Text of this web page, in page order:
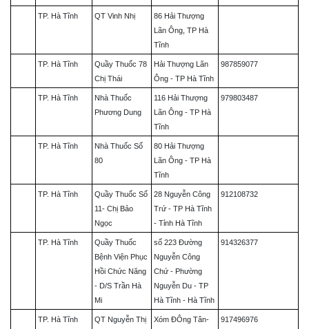
TP. Hà Tĩnh QT Vinh Nhị
86 Hải Thượng
Lãn Ông, TP Hà
Tĩnh
TP. Hà Tĩnh
Quầy Thuốc 78
Chị Thái
Hải Thượng Lãn
Ông - TP Hà Tĩnh
987859077
TP. Hà Tĩnh
Nhà Thuốc
Phương Dung
116 Hải Thượng
Lãn Ông - TP Hà
Tĩnh
979803487
TP. Hà Tĩnh
Nhà Thuốc Số
80
80 Hải Thượng
Lãn Ông - TP Hà
Tĩnh
TP. Hà Tĩnh
Quầy Thuốc Số
11- Chị Bảo
Ngọc
28 Nguyễn Công
Trứ - TP Hà Tĩnh
- Tỉnh Hà Tĩnh
912108732
TP. Hà Tĩnh
Quầy Thuốc
Bệnh Viện Phục
Hồi Chức Năng
- D/S Trần Hà
Mi
số 223 Đường
Nguyễn Công
Chứ - Phường
Nguyễn Du - TP
Hà Tĩnh - Hà Tĩnh
914326377
TP. Hà Tĩnh
QT Nguyễn Thị
Xóm ĐÔng Tân-
917496976